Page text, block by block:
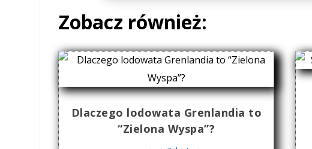
Zobacz również:
Dlaczego lodowata Grenlandia to
“Zielona Wyspa”?